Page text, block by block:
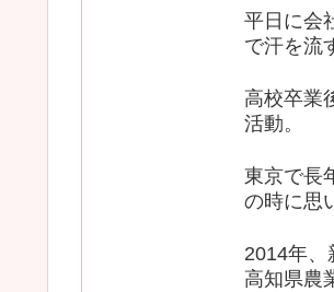
平日に会
で汗を流
高校卒業
活動。
東京で長
の時に思
2014年、
高知県農